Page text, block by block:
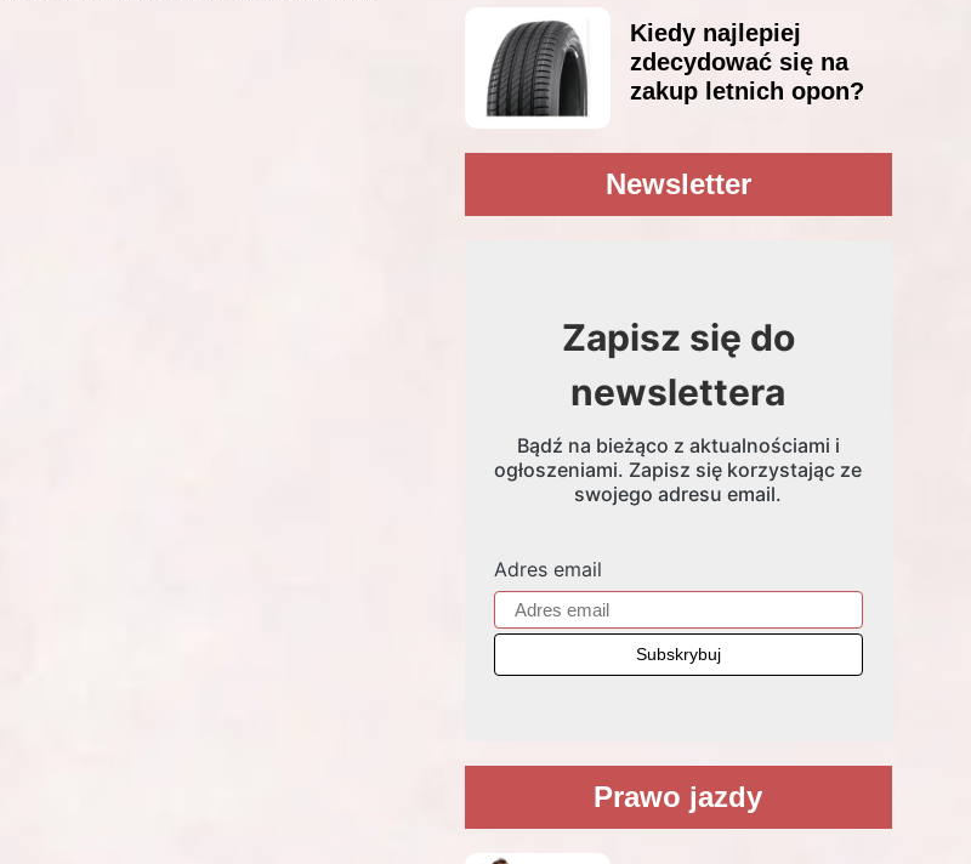
Kiedy najlepiej
zdecydować się na
zakup letnich opon?
Newsletter
Zapisz się do
newslettera
Bądź na bieżąco z aktualnościami i
ogłoszeniami. Zapisz się korzystając ze
swojego adresu email.
Adres email
Prawo jazdy